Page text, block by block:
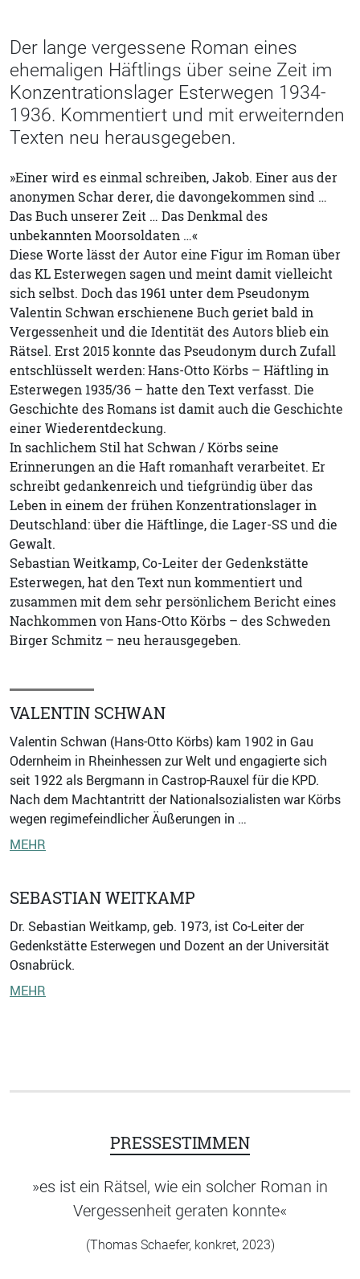
Der lange vergessene Roman eines
ehemaligen Häftlings über seine Zeit im
Konzentrationslager Esterwegen 1934-
1936. Kommentiert und mit erweiternden
Texten neu herausgegeben.
»Einer wird es einmal schreiben, Jakob. Einer aus der
anonymen Schar derer, die davongekommen sind …
Das Buch unserer Zeit … Das Denkmal des
unbekannten Moorsoldaten …«
Diese Worte lässt der Autor eine Figur im Roman über
das KL Esterwegen sagen und meint damit vielleicht
sich selbst. Doch das 1961 unter dem Pseudonym
Valentin Schwan erschienene Buch geriet bald in
Vergessenheit und die Identität des Autors blieb ein
Rätsel. Erst 2015 konnte das Pseudonym durch Zufall
entschlüsselt werden: Hans-Otto Körbs – Häftling in
Esterwegen 1935/36 – hatte den Text verfasst. Die
Geschichte des Romans ist damit auch die Geschichte
einer Wiederentdeckung.
In sachlichem Stil hat Schwan / Körbs seine
Erinnerungen an die Haft romanhaft verarbeitet. Er
schreibt gedankenreich und tiefgründig über das
Leben in einem der frühen Konzentrationslager in
Deutschland: über die Häftlinge, die Lager-SS und die
Gewalt.
Sebastian Weitkamp, Co-Leiter der Gedenkstätte
Esterwegen, hat den Text nun kommentiert und
zusammen mit dem sehr persönlichem Bericht eines
Nachkommen von Hans-Otto Körbs – des Schweden
Birger Schmitz – neu herausgegeben.
VALENTIN SCHWAN
Valentin Schwan (Hans-Otto Körbs) kam 1902 in Gau
Odernheim in Rheinhessen zur Welt und engagierte sich
seit 1922 als Bergmann in Castrop-Rauxel für die KPD.
Nach dem Machtantritt der Nationalsozialisten war Körbs
wegen regimefeindlicher Äußerungen in …
MEHR
SEBASTIAN WEITKAMP
Dr. Sebastian Weitkamp, geb. 1973, ist Co-Leiter der
Gedenkstätte Esterwegen und Dozent an der Universität
Osnabrück.
MEHR
PRESSESTIMMEN
»es ist ein Rätsel, wie ein solcher Roman in
Vergessenheit geraten konnte«
(Thomas Schaefer, konkret, 2023)